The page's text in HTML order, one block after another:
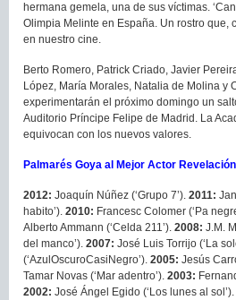
hermana gemela, una de sus víctimas.
Olimpia Melinte en España. Un rostro que,
en nuestro cine.
Berto Romero, Patrick Criado, Javier
López, María Morales, Natalia de Molina y
experimentarán el próximo domingo un
Auditorio Príncipe Felipe de Madrid. La
equivocan con los nuevos valores.
Palmarés Goya al Mejor Actor
2012: Joaquín Núñez (‘Grupo 7’). 2011:
habito’). 2010: Francesc Colomer (‘Pa
Alberto Ammann (‘Celda 211’). 2008: J.M.
del manco’). 2007: José Luis Torrijo (‘La
(‘AzulOscuroCasiNegro’). 2005: Jesús
Tamar Novas (‘Mar adentro’). 2003:
2002: José Ángel Egido (‘Los lunes al sol’).